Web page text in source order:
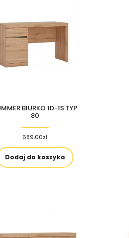
BIURKO 1D-1S TYP
80
689,00zł
Dodaj do koszyka